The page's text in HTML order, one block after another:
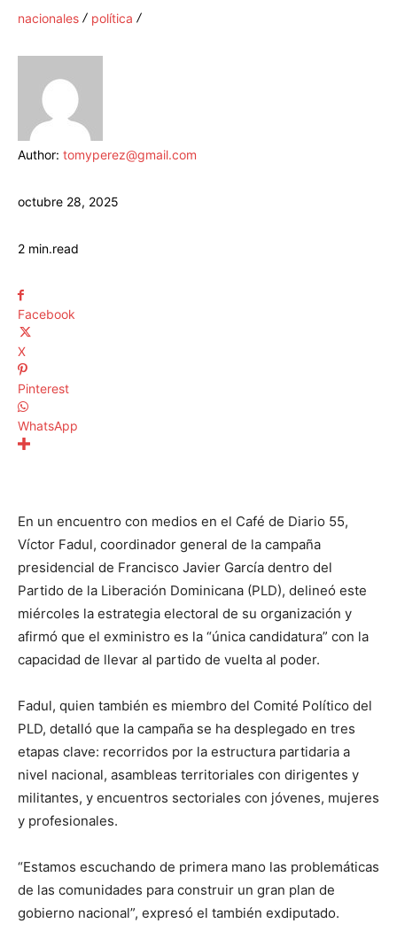
nacionales política
Author: tomyperez@gmail.com
octubre 28, 2025
2 min.read
Facebook
X
Pinterest
WhatsApp
En un encuentro con medios en el Café de Diario 55,
Víctor Fadul, coordinador general de la campaña
presidencial de Francisco Javier García dentro del
Partido de la Liberación Dominicana (PLD), delineó este
miércoles la estrategia electoral de su organización y
afirmó que el exministro es la “única candidatura” con la
capacidad de llevar al partido de vuelta al poder.
Fadul, quien también es miembro del Comité Político del
PLD, detalló que la campaña se ha desplegado en tres
etapas clave: recorridos por la estructura partidaria a
nivel nacional, asambleas territoriales con dirigentes y
militantes, y encuentros sectoriales con jóvenes, mujeres
y profesionales.
“Estamos escuchando de primera mano las problemáticas
de las comunidades para construir un gran plan de
gobierno nacional”, expresó el también exdiputado.